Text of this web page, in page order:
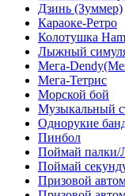
Дзинь (Зуммер)
Караоке-Ретро
Колотушка
Лыжный
Мега-
Мега-Тетрис
Морской бой
Музыкальный
Однорукие
Пинбол
Поймай палки/
Поймай
Призовой